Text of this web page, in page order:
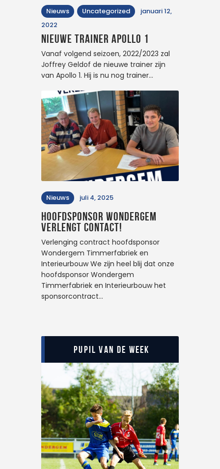
Nieuws Uncategorized
januari 12,
2022
Nieuwe trainer Apollo 1
Vanaf volgend seizoen, 2022/2023 zal
Joffrey Geldof de nieuwe trainer zijn
van Apollo 1. Hij is nu nog trainer…
Nieuws juli 4, 2025
Hoofdsponsor Wondergem
verlengt contact!
Verlenging contract hoofdsponsor
Wondergem Timmerfabriek en
Interieurbouw We zijn heel blij dat onze
hoofdsponsor Wondergem
Timmerfabriek en Interieurbouw het
sponsorcontract…
Pupil van de Week